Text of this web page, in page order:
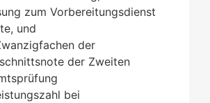
zum Vorbereitungsdienst
und
der
der Zweiten
bei